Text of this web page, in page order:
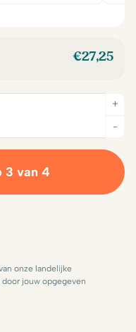
€27,25
-
+
Direct naar stap 3 van 4
onze landelijke
jouw opgegeven